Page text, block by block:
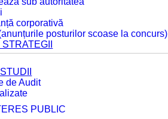
corporativă
posturilor scoase la concurs)
de Audit
PUBLIC